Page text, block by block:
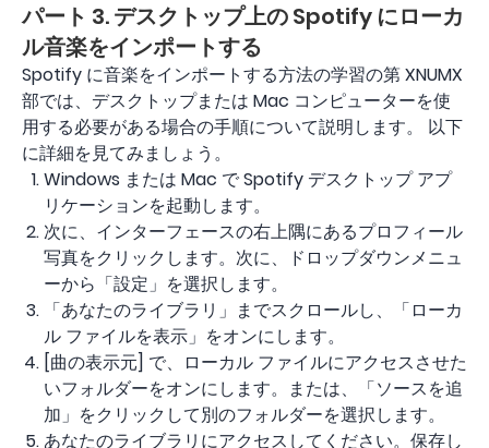
パート 3. デスクトップ上の Spotify にローカ
ル音楽をインポートする
Spotify に音楽をインポートする方法の学習の第 XNUMX
部では、デスクトップまたは Mac コンピューターを使
用する必要がある場合の手順について説明します。 以下
に詳細を見てみましょう。
Windows または Mac で Spotify デスクトップ アプ
リケーションを起動します。
次に、インターフェースの右上隅にあるプロフィール
写真をクリックします。次に、ドロップダウンメニュ
ーから「設定」を選択します。
「あなたのライブラリ」までスクロールし、「ローカ
ル ファイルを表示」をオンにします。
[曲の表示元] で、ローカル ファイルにアクセスさせた
いフォルダーをオンにします。または、「ソースを追
加」をクリックして別のフォルダーを選択します。
あなたのライブラリにアクセスしてください。保存し